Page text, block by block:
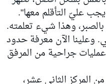
عليّ التأقلم معها".
وهذا شيء تعلمته.
وعلينا الآن معرفة حدود
جراحية من المرفق
المركز الثاني عشر،